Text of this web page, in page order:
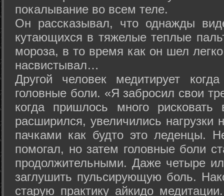
покалывание во всем теле.
Он рассказывал, что однажды
кутающихся в тяжелые теплые
мороза, в то время как он шел
насвистывал…
Другой человек медитирует
головные боли. «Я забросил свои
когда пришлось много
расширился, увеличились нагрузки
пачками как будто это леденцы.
помогал, но затем головные боли
продолжительными. Даже четыре
заглушить пульсирующую боль.
старую практику айкидо